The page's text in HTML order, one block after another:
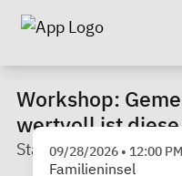
Workshop:
wertvoll ist
Stadt Straubing -
09/28/2026 • 12:00 PM
Familieninsel